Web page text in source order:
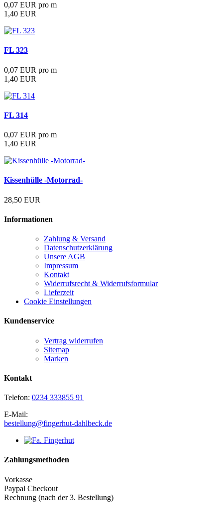
0,07 EUR pro m
1,40 EUR
FL 323
0,07 EUR pro m
1,40 EUR
FL 314
0,07 EUR pro m
1,40 EUR
Kissenhülle -Motorrad-
28,50 EUR
Informationen
Zahlung & Versand
Datenschutzerklärung
Unsere AGB
Impressum
Kontakt
Widerrufsrecht & Widerrufsformular
Lieferzeit
Cookie Einstellungen
Kundenservice
Vertrag widerrufen
Sitemap
Marken
Kontakt
Telefon: 0234 333855 91
E-Mail:
bestellung@fingerhut-dahlbeck.de
Zahlungsmethoden
Vorkasse
Paypal Checkout
Rechnung (nach der 3. Bestellung)